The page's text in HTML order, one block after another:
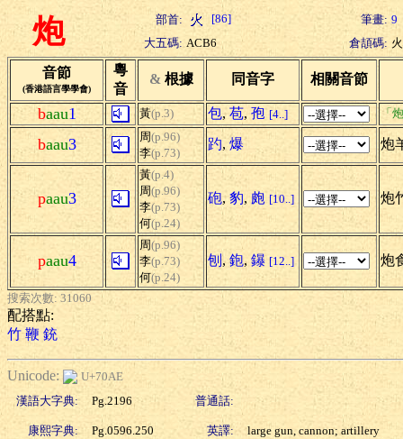
炮 部首: [86] 筆畫: 9
大五碼: ACB6 倉頡碼:
音節
(香港語言學學會)
粵
音
& 根據 同音字 相關音節
baau1 黃(p.3) 包, 苞, 孢 [4..] 「
baau3 周(p.96)
李(p.73)
趵, 爆 炮
paau3
黃(p.4)
周(p.96)
李(p.73)
何(p.24)
砲, 豹, 皰 [10..] 炮
paau4
周(p.96)
李(p.73)
何(p.24)
刨, 鉋, 鑤 [12..] 炮
搜索次數: 31060
配搭點:
竹 鞭 銃
Unicode:
U+70AE
漢語大字典:
Pg.2196 普通話:
康熙字典: Pg.0596.250 英譯: large gun, cannon; artillery